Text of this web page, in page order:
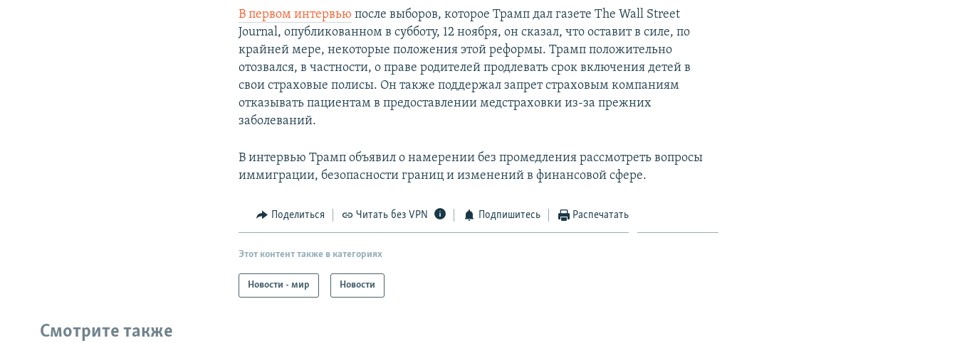
В первом интервью после выборов, которое Трамп дал газете The Wall Street
Journal, опубликованном в субботу, 12 ноября, он сказал, что оставит в силе, по
крайней мере, некоторые положения этой реформы. Трамп положительно
отозвался, в частности, о праве родителей продлевать срок включения детей в
свои страховые полисы. Он также поддержал запрет страховым компаниям
отказывать пациентам в предоставлении медстраховки из-за прежних
заболеваний.
В интервью Трамп объявил о намерении без промедления рассмотреть вопросы
иммиграции, безопасности границ и изменений в финансовой сфере.
Поделиться Читать без VPN Подпишитесь Распечатать
Этот контент также в категориях
Новости - мир Новости
Смотрите также